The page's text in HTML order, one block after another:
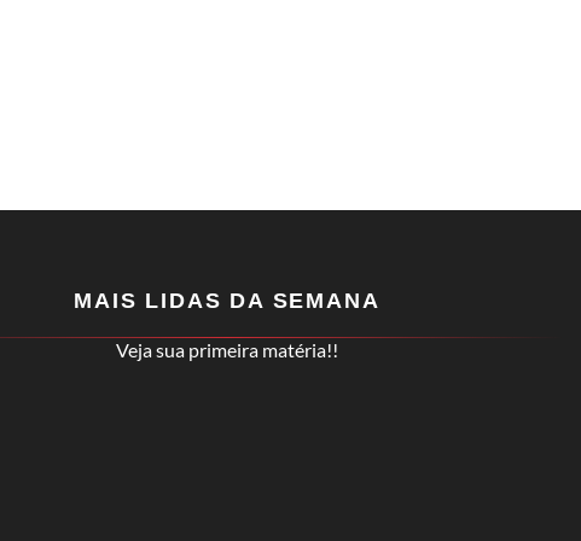
MAIS LIDAS DA SEMANA
Veja sua primeira matéria!!